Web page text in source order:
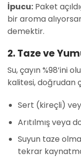
İpucu: Paket
bir aroma
demektir.
2. Taze ve
Su, çayın %98’ini
kalitesi, doğrudan
Sert (kireçli)
Arıtılmış veya
Suyun taze
tekrar